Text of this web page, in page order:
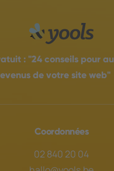
: "24 conseils pour
de votre site web"
Coordonnées
02 840 20 04